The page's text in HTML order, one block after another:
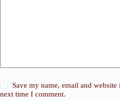
Save my name, email and
next time I comment.